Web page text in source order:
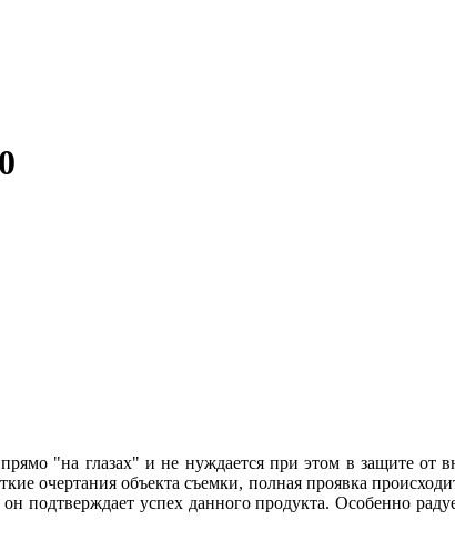
"на глазах" и не нуждается при этом в защите от
очертания объекта съемки, полная проявка
подтверждает успех данного продукта. Особенно